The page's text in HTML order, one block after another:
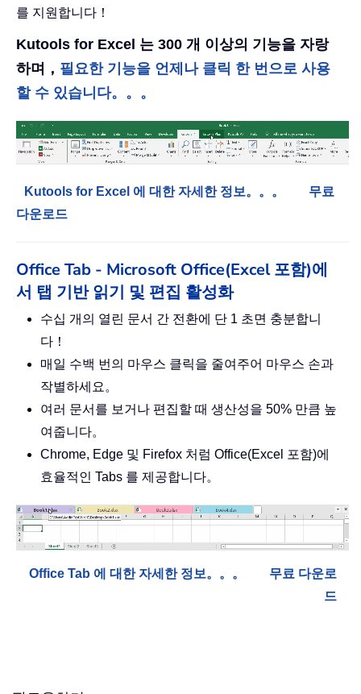
를 지원합니다！
Kutools for Excel 는 300 개 이상의 기능을 자랑
하며， 필요한 기능을 언제나 클릭 한 번으로 사용
할 수 있습니다。。。
Kutools for Excel 에 대한 자세한 정보。。。
무료
다운로드
Office Tab - Microsoft Office(Excel 포함)에
서 탭 기반 읽기 및 편집 활성화
수십 개의 열린 문서 간 전환에 단 1 초면 충분합니
다！
매일 수백 번의 마우스 클릭을 줄여주어 마우스 손과
작별하세요。
여러 문서를 보거나 편집할 때 생산성을 50% 만큼 높
여줍니다。
Chrome, Edge 및 Firefox 처럼 Office(Excel 포함)에
효율적인 Tabs 를 제공합니다。
Office Tab 에 대한 자세한 정보。。。
무료 다운로
드